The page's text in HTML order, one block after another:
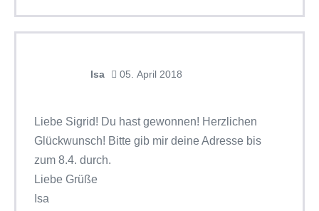
Isa 05. April 2018
Liebe Sigrid! Du hast gewonnen! Herzlichen
Glückwunsch! Bitte gib mir deine Adresse bis
zum 8.4. durch.
Liebe Grüße
Isa